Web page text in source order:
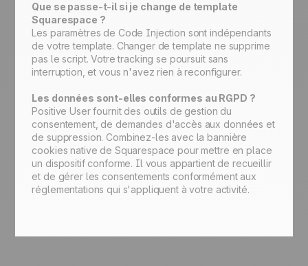
Que se passe-t-il si je change de template
Squarespace ?
Les paramètres de Code Injection sont indépendants
de votre template. Changer de template ne supprime
pas le script. Votre tracking se poursuit sans
interruption, et vous n'avez rien à reconfigurer.
Les données sont-elles conformes au RGPD ?
Positive User fournit des outils de gestion du
consentement, de demandes d'accès aux données et
de suppression. Combinez-les avec la bannière
cookies native de Squarespace pour mettre en place
un dispositif conforme. Il vous appartient de recueillir
et de gérer les consentements conformément aux
réglementations qui s'appliquent à votre activité.